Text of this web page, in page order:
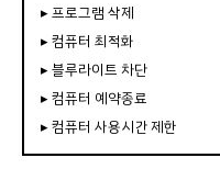
▸ 프로그램 삭제
▸ 컴퓨터 최적화
▸ 블루라이트 차단
▸ 컴퓨터 예약종료
▸ 컴퓨터 사용시간 제한